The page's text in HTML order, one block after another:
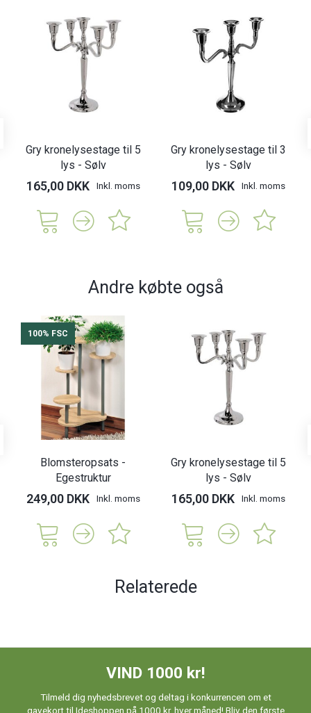
Gry kronelysestage til 5
lys - Sølv
165,00 DKK Inkl. moms
Gry kronelysestage til 3
lys - Sølv
109,00 DKK Inkl. moms
Andre købte også
100% FSC
Blomsteropsats -
Egestruktur
249,00 DKK Inkl. moms
Gry kronelysestage til 5
lys - Sølv
165,00 DKK Inkl. moms
Relaterede
VIND 1000 kr!
Tilmeld dig nyhedsbrevet og deltag i konkurrencen om et
gavekort til Ideshoppen på 1000 kr. hver måned! Bliv den første